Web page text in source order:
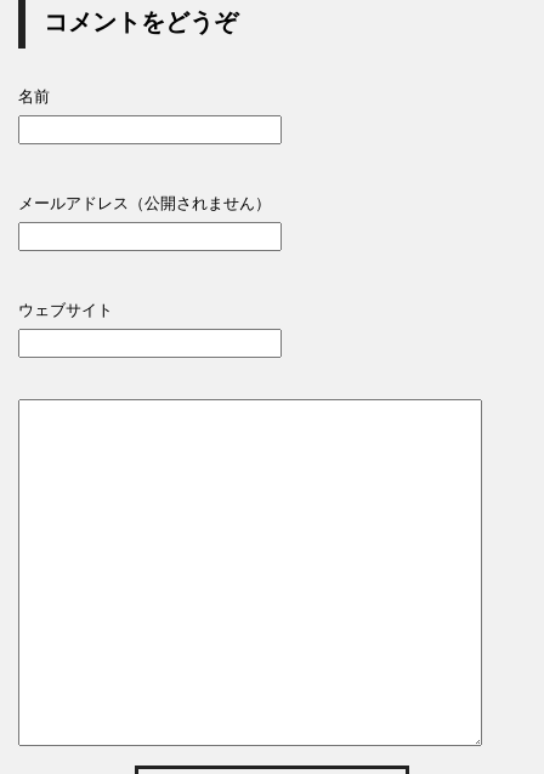
コメントをどうぞ
名前
メールアドレス（公開されません）
ウェブサイト